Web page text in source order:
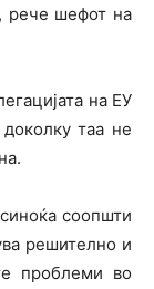
рече шефот на
на ЕУ
таа не
соопшти
решително и
проблеми во